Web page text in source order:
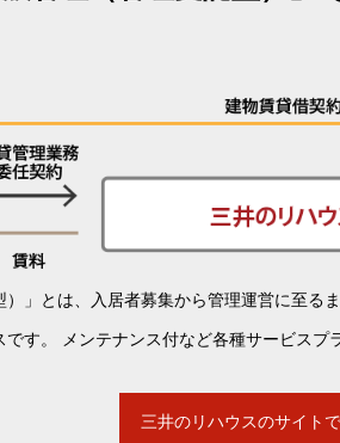
）」とは、入居者募集から管理運営に至
です。 メンテナンス付など各種サービスプ
三井のリハウスのサイト